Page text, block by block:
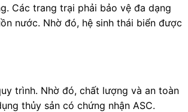
Các trang trại phải bảo vệ đa dạng
nước. Nhờ đó, hệ sinh thái biển được
trình. Nhờ đó, chất lượng và an toàn
thủy sản có chứng nhận ASC.